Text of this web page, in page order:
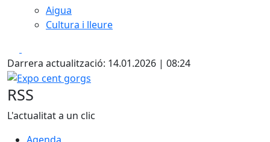
Aigua
Cultura i lleure
Darrera actualització: 14.01.2026 | 08:24
Expo cent gorgs
RSS
L'actualitat a un clic